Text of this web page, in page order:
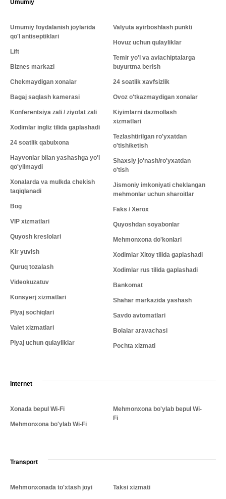
Umumiy
Umumiy foydalanish joylarida
qo'l antiseptiklari
Lift
Biznes markazi
Chekmaydigan xonalar
Bagaj saqlash kamerasi
Konferentsiya zali / ziyofat zali
Xodimlar ingliz tilida gaplashadi
24 soatlik qabulxona
Hayvonlar bilan yashashga yo'l
qo'yilmaydi
Xonalarda va mulkda chekish
taqiqlanadi
Bog
VIP xizmatlari
Quyosh kreslolari
Kir yuvish
Quruq tozalash
Videokuzatuv
Konsyerj xizmatlari
Plyaj sochiqlari
Valet xizmatlari
Plyaj uchun qulayliklar
Valyuta ayirboshlash punkti
Hovuz uchun qulayliklar
Temir yo'l va aviachiptalarga
buyurtma berish
24 soatlik xavfsizlik
Ovoz o'tkazmaydigan xonalar
Kiyimlarni dazmollash
xizmatlari
Tezlashtirilgan ro'yxatdan
o'tish/ketish
Shaxsiy jo'nash/ro'yxatdan
o'tish
Jismoniy imkoniyati cheklangan
mehmonlar uchun sharoitlar
Faks / Xerox
Quyoshdan soyabonlar
Mehmonxona do'konlari
Xodimlar Xitoy tilida gaplashadi
Xodimlar rus tilida gaplashadi
Bankomat
Shahar markazida yashash
Savdo avtomatlari
Bolalar aravachasi
Pochta xizmati
Internet
Xonada bepul Wi-Fi
Mehmonxona bo'ylab Wi-Fi
Mehmonxona bo'ylab bepul Wi-
Fi
Transport
Mehmonxonada to'xtash joyi Taksi xizmati